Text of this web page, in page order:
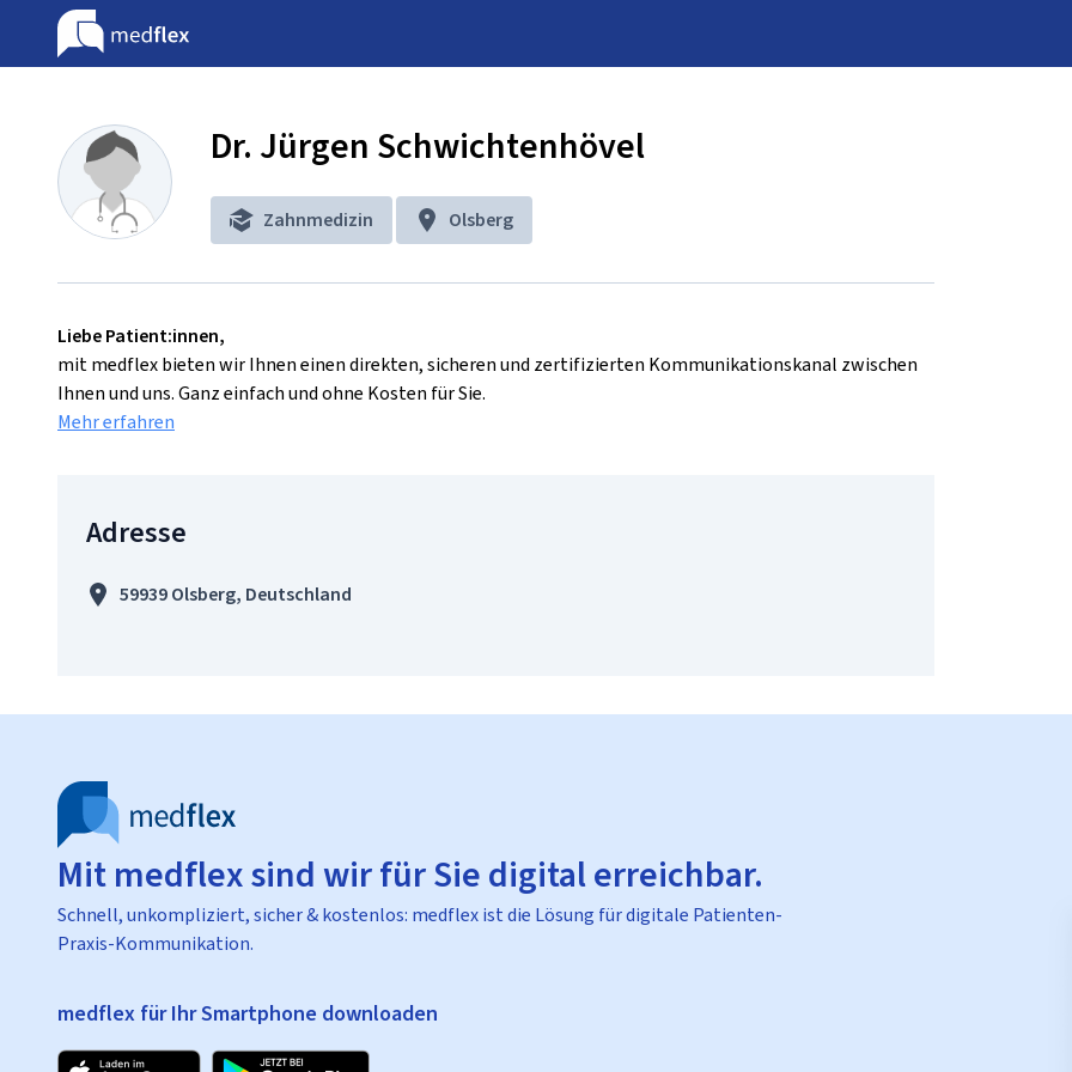
Dr. Jürgen Schwichtenhövel
Zahnmedizin Olsberg
Liebe Patient:innen,
mit medflex bieten wir Ihnen einen direkten, sicheren und zertifizierten Kommunikationskanal zwischen
Ihnen und uns. Ganz einfach und ohne Kosten für Sie.
Mehr erfahren
Adresse
59939 Olsberg, Deutschland
Mit medflex sind wir für Sie digital erreichbar.
Schnell, unkompliziert, sicher & kostenlos: medflex ist die Lösung für digitale Patienten-
Praxis-Kommunikation.
medflex für Ihr Smartphone downloaden